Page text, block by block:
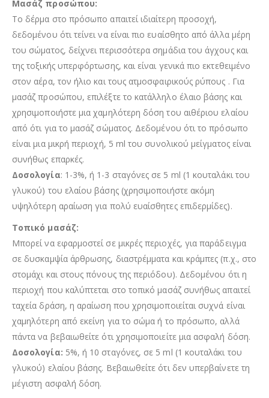
Μασάζ προσώπου:
Το δέρμα στο πρόσωπο απαιτεί ιδιαίτερη προσοχή,
δεδομένου ότι τείνει να είναι πιο ευαίσθητο από άλλα μέρη
του σώματος, δείχνει περισσότερα σημάδια του άγχους και
της τοξικής υπερφόρτωσης, και είναι γενικά πιο εκτεθειμένο
στον αέρα, τον ήλιο και τους ατμοσφαιρικούς ρύπους . Για
μασάζ προσώπου, επιλέξτε το κατάλληλο έλαιο βάσης και
χρησιμοποιήστε μια χαμηλότερη δόση του αιθέριου ελαίου
από ότι για το μασάζ σώματος. Δεδομένου ότι το πρόσωπο
είναι μια μικρή περιοχή, 5 ml του συνολικού μείγματος είναι
συνήθως επαρκές.
Δοσολογία: 1-3%, ή 1-3 σταγόνες σε 5 ml (1 κουταλάκι του
γλυκού) του ελαίου βάσης (χρησιμοποιήστε ακόμη
υψηλότερη αραίωση για πολύ ευαίσθητες επιδερμίδες).
Τοπικό μασάζ:
Μπορεί να εφαρμοστεί σε μικρές περιοχές, για παράδειγμα
σε δυσκαμψία άρθρωσης, διαστρέμματα και κράμπες (π.χ., στο
στομάχι και στους πόνους της περιόδου). Δεδομένου ότι η
περιοχή που καλύπτεται στο τοπικό μασάζ συνήθως απαιτεί
ταχεία δράση, η αραίωση που χρησιμοποιείται συχνά είναι
χαμηλότερη από εκείνη για το σώμα ή το πρόσωπο, αλλά
πάντα να βεβαιωθείτε ότι χρησιμοποιείτε μια ασφαλή δόση.
Δοσολογία: 5%, ή 10 σταγόνες, σε 5 ml (1 κουταλάκι του
γλυκού) ελαίου βάσης. Βεβαιωθείτε ότι δεν υπερβαίνετε τη
μέγιστη ασφαλή δόση.